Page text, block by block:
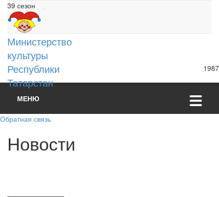
39 сезон
Министерство
культуры
Республики
Татарстан
1987
МЕНЮ
Обратная связь
Новости